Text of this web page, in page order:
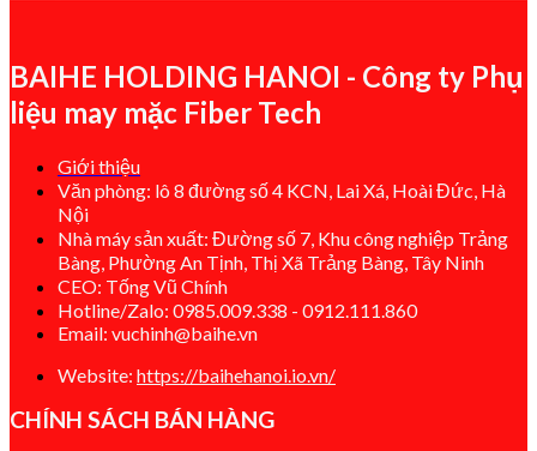
BAIHE HOLDING HANOI - Công ty Phụ
liệu may mặc Fiber Tech
Giới thiệu
Văn phòng: lô 8 đường số 4 KCN, Lai Xá, Hoài Đức, Hà
Nội
Nhà máy sản xuất: Đường số 7, Khu công nghiệp Trảng
Bàng, Phường An Tịnh, Thị Xã Trảng Bàng, Tây Ninh
CEO: Tống Vũ Chính
Hotline/Zalo: 0985.009.338 - 0912.111.860
Email: vuchinh@baihe.vn
Website: https://baihehanoi.io.vn/
CHÍNH SÁCH BÁN HÀNG